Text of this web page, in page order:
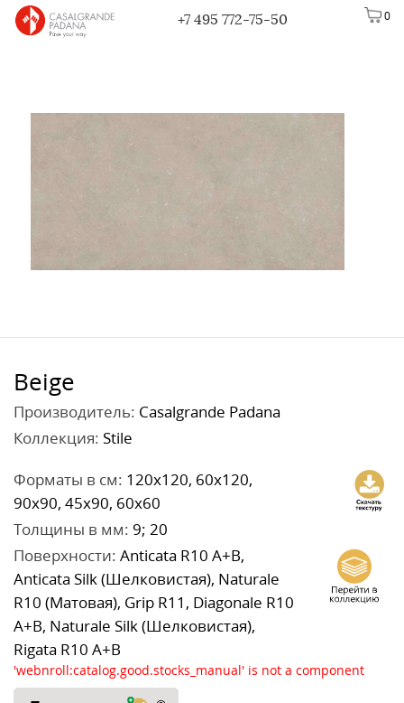
0
+7 495 772-75-50
Beige
Производитель: Casalgrande Padana
Коллекция: Stile
Форматы в см: 120x120, 60x120,
90x90, 45x90, 60x60
Толщины в мм: 9; 20
Поверхности: Anticata R10 A+B,
Anticata Silk (Шелковистая), Naturale
R10 (Матовая), Grip R11, Diagonale R10
A+B, Naturale Silk (Шелковистая),
Rigata R10 A+B
'webnroll:catalog.good.stocks_manual' is not a component